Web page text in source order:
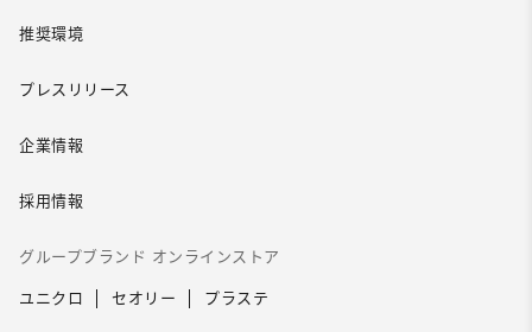
推奨環境
プレスリリース
企業情報
採用情報
グループブランド オンラインストア
ユニクロ セオリー プラステ